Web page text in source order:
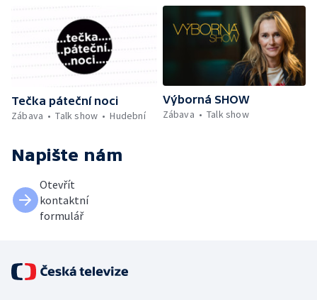
Tečka páteční noci
Zábava
Talk show Hudební
Výborná SHOW
Zábava
Talk show
Napište nám
Otevřít
kontaktní
formulář